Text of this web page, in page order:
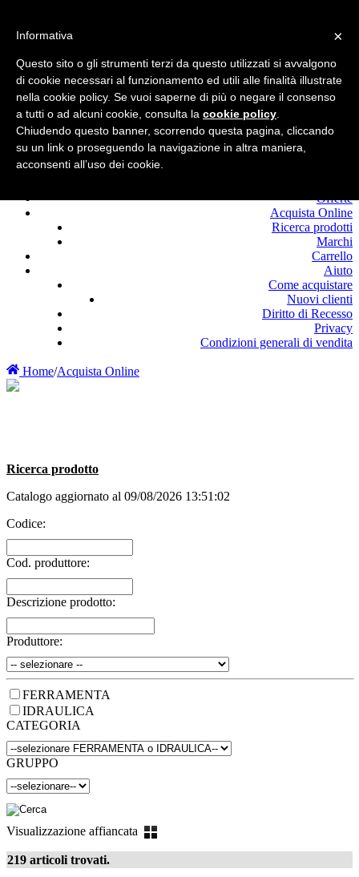
Chiamaci : +39.0525
420464
Registrati
Login
Offerte
Acquista Online
Ricerca prodotti
Marchi
Carrello
Aiuto
Come acquistare
Nuovi clienti
Diritto di Recesso
Privacy
Condizioni generali di vendita
Home/Acquista Online
Ricerca prodotto
Catalogo aggiornato al 09/08/2026 13:51:02
Codice:
Cod. produttore:
Descrizione prodotto:
Produttore:
FERRAMENTA
IDRAULICA
CATEGORIA
GRUPPO
Visualizzazione affiancata
219 articoli trovati.
×
Informativa
Questo sito o gli strumenti terzi da questo utilizzati si avvalgono
di cookie necessari al funzionamento ed utili alle finalità illustrate
nella cookie policy. Se vuoi saperne di più o negare il consenso
a tutti o ad alcuni cookie, consulta la cookie policy
Chiudendo questo banner, scorrendo questa pagina, cliccando
su un link o proseguendo la navigazione in altra maniera,
acconsenti all’uso dei cookie.